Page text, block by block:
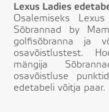
Lexus Ladies
Osalemiseks
Sõbrannad by
golfisõbranna ja
osavõistlustest.
mängija
osavõistluse
edetabeli võitja paar.